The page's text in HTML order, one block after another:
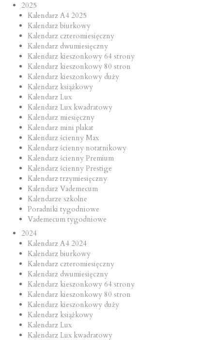
2025
Kalendarz A4 2025
Kalendarz biurkowy
Kalendarz czteromiesięczny
Kalendarz dwumiesięczny
Kalendarz kieszonkowy 64 strony
Kalendarz kieszonkowy 80 stron
Kalendarz kieszonkowy duży
Kalendarz książkowy
Kalendarz Lux
Kalendarz Lux kwadratowy
Kalendarz miesięczny
Kalendarz mini plakat
Kalendarz ścienny Max
Kalendarz ścienny notatnikowy
Kalendarz ścienny Premium
Kalendarz ścienny Prestige
Kalendarz trzymiesięczny
Kalendarz Vademecum
Kalendarze szkolne
Poradniki tygodniowe
Vademecum tygodniowe
2024
Kalendarz A4 2024
Kalendarz biurkowy
Kalendarz czteromiesięczny
Kalendarz dwumiesięczny
Kalendarz kieszonkowy 64 strony
Kalendarz kieszonkowy 80 stron
Kalendarz kieszonkowy duży
Kalendarz książkowy
Kalendarz Lux
Kalendarz Lux kwadratowy